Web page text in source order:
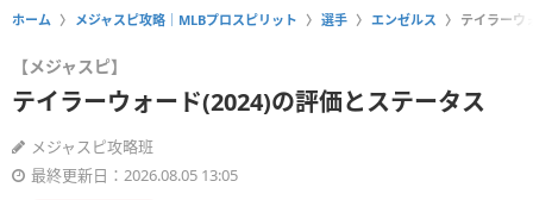
ホーム メジャスピ攻略｜MLBプロスピリット 選手 エンゼルス テイラーウ
【メジャスピ】
テイラーウォード(2024)の評価とステータス
メジャスピ攻略班
最終更新日：2026.08.05 13:05